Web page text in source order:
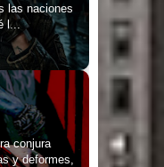
las naciones
l...
conjura
y deformes,